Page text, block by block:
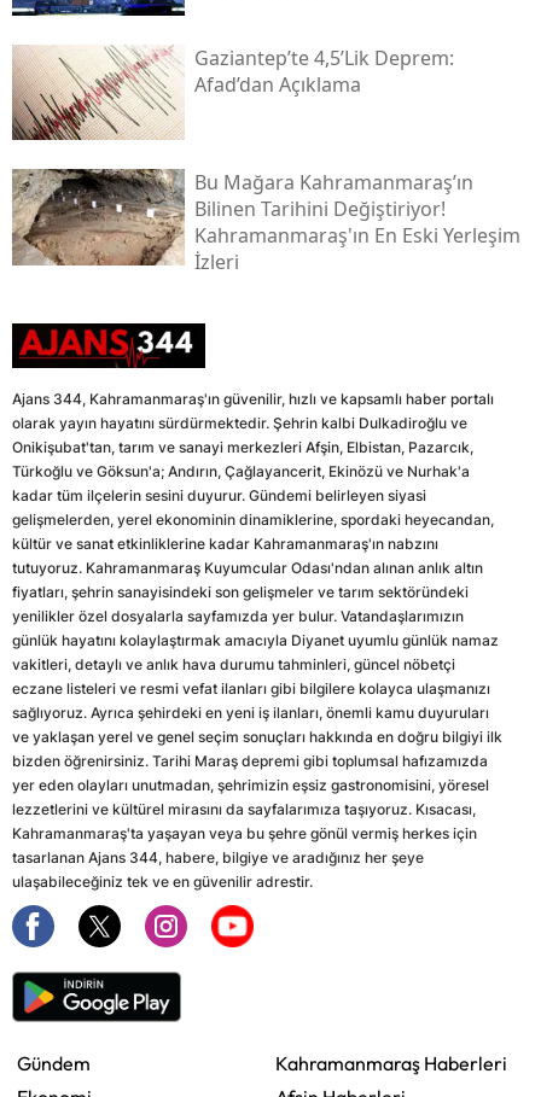
Gaziantep’te 4,5’lik Deprem:
Afad’dan Açıklama
Bu Mağara Kahramanmaraş’ın
Bilinen Tarihini Değiştiriyor!
Kahramanmaraş'ın En Eski Yerleşim
İzleri
Ajans 344, Kahramanmaraş'ın güvenilir, hızlı ve kapsamlı haber portalı
olarak yayın hayatını sürdürmektedir. Şehrin kalbi Dulkadiroğlu ve
Onikişubat'tan, tarım ve sanayi merkezleri Afşin, Elbistan, Pazarcık,
Türkoğlu ve Göksun'a; Andırın, Çağlayancerit, Ekinözü ve Nurhak'a
kadar tüm ilçelerin sesini duyurur. Gündemi belirleyen siyasi
gelişmelerden, yerel ekonominin dinamiklerine, spordaki heyecandan,
kültür ve sanat etkinliklerine kadar Kahramanmaraş'ın nabzını
tutuyoruz. Kahramanmaraş Kuyumcular Odası'ndan alınan anlık altın
fiyatları, şehrin sanayisindeki son gelişmeler ve tarım sektöründeki
yenilikler özel dosyalarla sayfamızda yer bulur. Vatandaşlarımızın
günlük hayatını kolaylaştırmak amacıyla Diyanet uyumlu günlük namaz
vakitleri, detaylı ve anlık hava durumu tahminleri, güncel nöbetçi
eczane listeleri ve resmi vefat ilanları gibi bilgilere kolayca ulaşmanızı
sağlıyoruz. Ayrıca şehirdeki en yeni iş ilanları, önemli kamu duyuruları
ve yaklaşan yerel ve genel seçim sonuçları hakkında en doğru bilgiyi ilk
bizden öğrenirsiniz. Tarihi Maraş depremi gibi toplumsal hafızamızda
yer eden olayları unutmadan, şehrimizin eşsiz gastronomisini, yöresel
lezzetlerini ve kültürel mirasını da sayfalarımıza taşıyoruz. Kısacası,
Kahramanmaraş'ta yaşayan veya bu şehre gönül vermiş herkes için
tasarlanan Ajans 344, habere, bilgiye ve aradığınız her şeye
ulaşabileceğiniz tek ve en güvenilir adrestir.
Gündem
Kahramanmaraş Haberleri